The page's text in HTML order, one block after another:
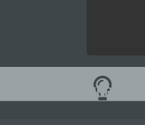
TIPPS
Aus